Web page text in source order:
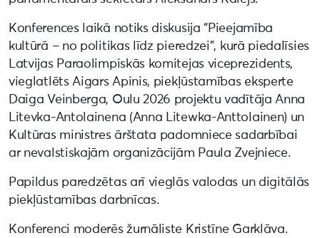
Konferences laikā notiks diskusija “Pieejamība
kultūrā – no politikas līdz pieredzei”, kurā piedalīsies
Latvijas Paraolimpiskās komitejas viceprezidents,
vieglatlēts Aigars Apinis, piekļūstamības eksperte
Daiga Veinberga, Oulu 2026 projektu vadītāja Anna
Litevka-Antolainena (Anna Litewka-Anttolainen) un
Kultūras ministres ārštata padomniece sadarbībai
ar nevalstiskajām organizācijām Paula Zvejniece.
Papildus paredzētas arī vieglās valodas un digitālās
piekļūstamības darbnīcas.
Konferenci moderēs žurnāliste Kristīne Garklāva.